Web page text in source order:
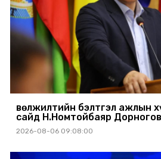
Өвөлжилтийн бэлтгэл ажлын
сайд Н.Номтойбаяр
2026-08-06 09:08:00